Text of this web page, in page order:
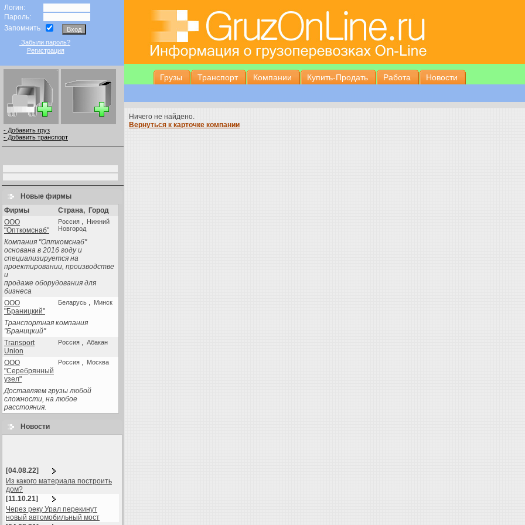
Логин:
Пароль:
Запомнить
Забыли пароль?
Регистрация
- Добавить груз
- Добавить транспорт
Новые фирмы
Фирмы
Страна, Город
ООО
"Опткомснаб"
Россия , Нижний
Новгород
Компания "Опткомснаб"
основана в 2016 году и
специализируется на
проектировании, производстве
и
продаже оборудования для
бизнеса
ООО
"Браницкий"
Беларусь , Минск
Транспортная компания
"Браницкий"
Transport
Union
Россия , Абакан
ООО
"Серебрянный
узел"
Россия , Москва
Доставляем грузы любой
сложности, на любое
расстояния.
Новости
[04.08.22]
Из какого материала построить
дом?
[11.10.21]
Через реку Урал перекинут
новый автомобильный мост
Грузы Транспорт Компании Купить-Продать Работа Новости
Ничего не найдено.
Вернуться к карточке компании